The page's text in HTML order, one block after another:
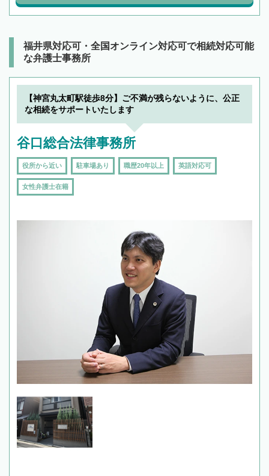
福井県対応可・全国オンライン対応可で相続対応可能
な弁護士事務所
【神宮丸太町駅徒歩8分】ご不満が残らないように、公正
な相続をサポートいたします
谷口総合法律事務所
役所から近い 駐車場あり 職歴20年以上 英語対応可
女性弁護士在籍